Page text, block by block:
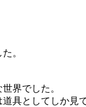
。
界でした。
具としてしか見